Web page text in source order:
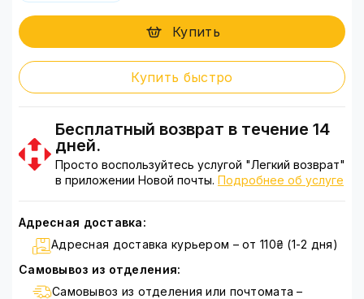
Купить
Купить быстро
Бесплатный возврат в течение 14
дней.
Просто воспользуйтесь услугой "Легкий возврат"
в приложении Новой почты. Подробнее об услуге
Адресная доставка:
Адресная доставка курьером – от 110₴ (1-2 дня)
Самовывоз из отделения:
Самовывоз из отделения или почтомата –